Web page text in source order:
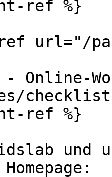
ref %}
url="/
Online-
ref %}
und